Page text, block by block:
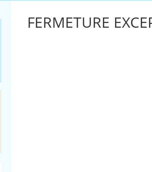
FERMETURE